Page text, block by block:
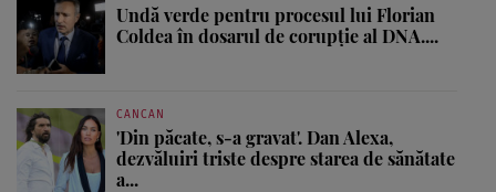
Undă verde pentru procesul lui Florian
Coldea în dosarul de corupție al DNA....
CANCAN
'Din păcate, s-a gravat'. Dan Alexa,
dezvăluiri triste despre starea de sănătate
a...